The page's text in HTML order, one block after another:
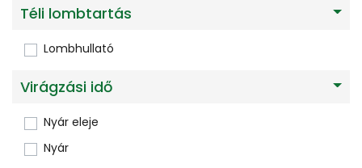
Téli lombtartás
Lombhullató
Virágzási idő
Nyár eleje
Nyár